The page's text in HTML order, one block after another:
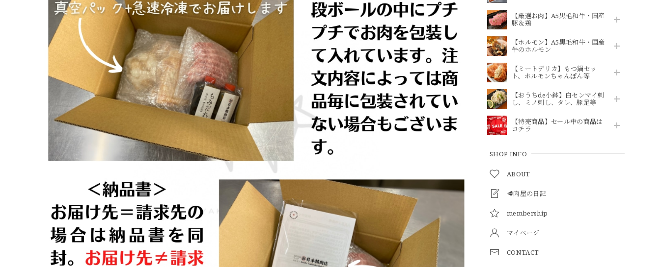
【厳選お肉】A5黒毛和牛・国産
豚＆鶏
【ホルモン】A5黒毛和牛・国産
牛のホルモン
【ミートデリカ】もつ鍋セッ
ト、ホルモンちゃんぽん等
【おうちde小鉢】白センマイ刺
し、ミノ刺し、タレ、豚足等
【特売商品】セール中の商品は
コチラ
SHOP INFO
ABOUT
🥩肉屋の日記
membership
マイページ
CONTACT